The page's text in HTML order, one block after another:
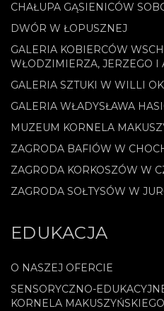
CHAŁUPA GĄSIENICÓW
DWÓR W ŁOPUSZNEJ
GALERIA KOBIERCÓW
WŁODZIMIERZA, JERZEGO I
GALERIA SZTUKI W WILLI
GALERIA WŁADYSŁAWA
MUZEUM KORNELA
ZAGRODA BAFIÓW W
ZAGRODA KORKOSZÓW W
ZAGRODA SOŁTYSÓW W
EDUKACJA
O NASZEJ OFERCIE
SENSORYCZNO-
KORNELA MAKUSZYŃSKIEGO